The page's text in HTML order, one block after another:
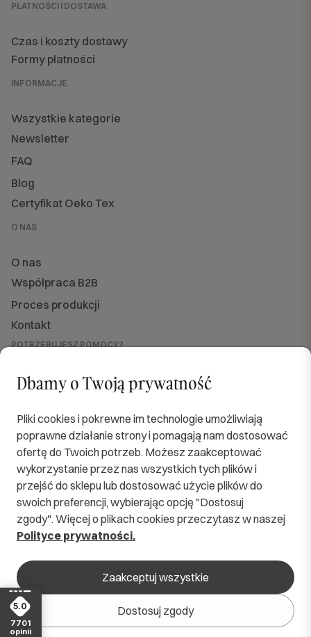
PŁATNOŚCI I DOSTAWA
Czas i koszty dostawy
Formy płatności
INFORMACJE
Wszystkie kategorie
Newsletter
FAQ
Blog
Certyfikat Oeko Tex
O NAS
O nas
Współpraca B2B
Proces produkcji
Kontakt
POTRZEBUJESZ POMOCY?
od PN do PT w godzinach od 8:00 do 16:00.
sklep@softimi.pl +48 570 571 060
OBSERWUJ NAS
SPRAWDZENI KURIERZY
BEZPIECZNE PŁATNOŚCI
Wszelkie prawa zastrzeżone
5.0
7701
opinii
Dbamy o Twoją prywatność
Pliki cookies i pokrewne im technologie umożliwiają
poprawne działanie strony i pomagają nam dostosować
ofertę do Twoich potrzeb. Możesz zaakceptować
wykorzystanie przez nas wszystkich tych plików i
przejść do sklepu lub dostosować użycie plików do
swoich preferencji, wybierając opcję "Dostosuj
zgody". Więcej o plikach cookies przeczytasz w naszej
Polityce prywatności.
dostosuj zgody
zaakceptuj wszystkie